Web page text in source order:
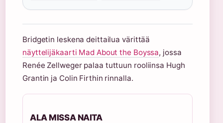
Bridgetin leskena deittailua värittää
näyttelijäkaarti Mad About the Boyssa, jossa
Renée Zellweger palaa tuttuun rooliinsa Hugh
Grantin ja Colin Firthin rinnalla.
ALA MISSA NAITA